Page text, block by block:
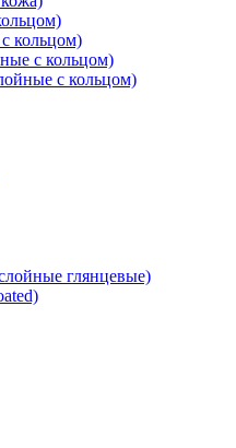
кольцом)
с кольцом)
с кольцом)
глянцевые)